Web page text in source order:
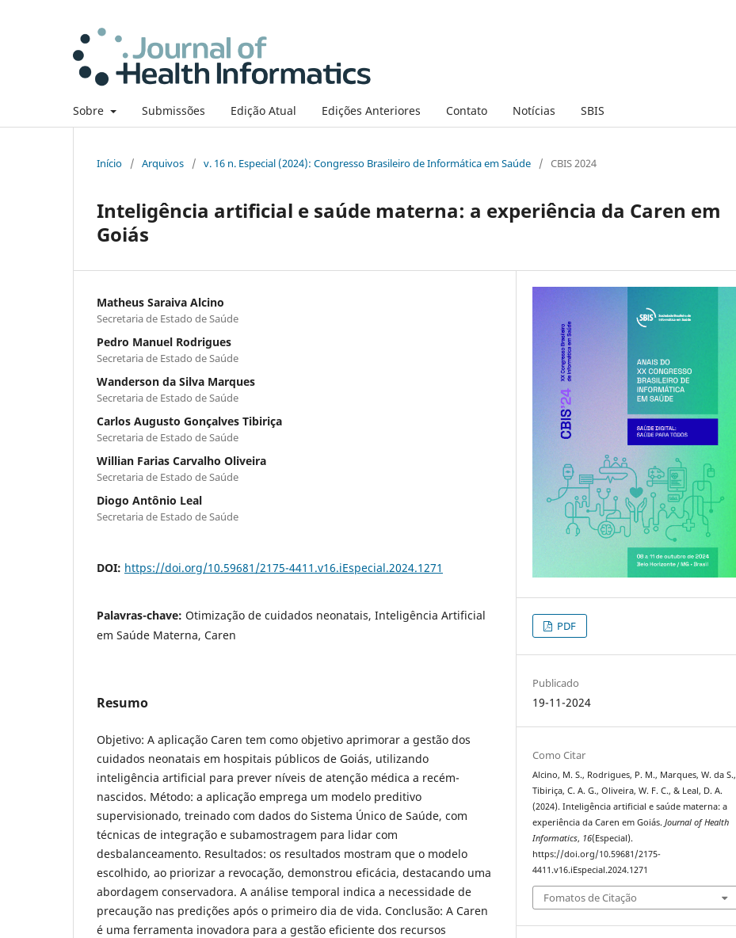
Sobre Submissões Edição Atual Edições Anteriores Contato Notícias SBIS
Início / Arquivos / v. 16 n. Especial (2024): Congresso Brasileiro de Informática em Saúde / CBIS 2024
Inteligência artificial e saúde materna: a experiência da Caren em
Goiás
Matheus Saraiva Alcino
Secretaria de Estado de Saúde
Pedro Manuel Rodrigues
Secretaria de Estado de Saúde
Wanderson da Silva Marques
Secretaria de Estado de Saúde
Carlos Augusto Gonçalves Tibiriça
Secretaria de Estado de Saúde
Willian Farias Carvalho Oliveira
Secretaria de Estado de Saúde
Diogo Antônio Leal
Secretaria de Estado de Saúde
DOI: https://doi.org/10.59681/2175-4411.v16.iEspecial.2024.1271
Palavras-chave: Otimização de cuidados neonatais, Inteligência Artificial
em Saúde Materna, Caren
Resumo
Objetivo: A aplicação Caren tem como objetivo aprimorar a gestão dos
cuidados neonatais em hospitais públicos de Goiás, utilizando
inteligência artificial para prever níveis de atenção médica a recém-
nascidos. Método: a aplicação emprega um modelo preditivo
supervisionado, treinado com dados do Sistema Único de Saúde, com
técnicas de integração e subamostragem para lidar com
desbalanceamento. Resultados: os resultados mostram que o modelo
escolhido, ao priorizar a revocação, demonstrou eficácia, destacando uma
abordagem conservadora. A análise temporal indica a necessidade de
precaução nas predições após o primeiro dia de vida. Conclusão: A Caren
é uma ferramenta inovadora para a gestão eficiente dos recursos
PDF
Publicado
19-11-2024
Como Citar
Alcino, M. S., Rodrigues, P. M., Marques, W. da S.,
Tibiriça, C. A. G., Oliveira, W. F. C., & Leal, D. A.
(2024). Inteligência artificial e saúde materna: a
experiência da Caren em Goiás.Journal of Health
Informatics, 16(Especial).
https://doi.org/10.59681/2175-
4411.v16.iEspecial.2024.1271
Fomatos de Citação